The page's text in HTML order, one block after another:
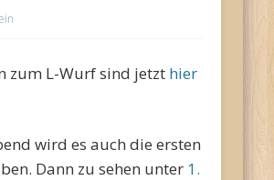
zum L-Wurf sind jetzt hier
wird es auch die ersten
Dann zu sehen unter 1.